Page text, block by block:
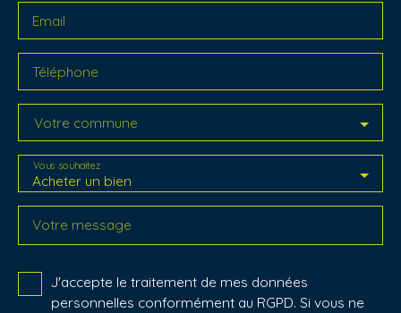
Email
Téléphone
Votre commune
Acheter un bien
Vous souhaitez
Votre message
J'accepte le traitement de mes données
personnelles conformément au RGPD. Si vous ne